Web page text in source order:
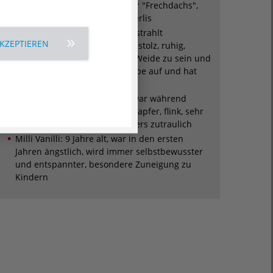
neugierig und gelehrig, unser "Frechdachs",
führt die Herde an, liebt Leckerlis
Aramis: Wallach, 12 Jahre alt, strahlt
Gelassenheit und Würde aus, stolz, ruhig,
etwas scheu, liebt es auf der Weide zu sein und
zu grasen, passt auf die Gruppe auf und hat
Fuchur: Hengst, 11 Jahre alt, war während
langer Zahnerkrankung sehr tapfer, flink, sehr
gelehrig, verschmitzt, besonders zutraulich
Milli Vanilli: 9 Jahre alt, war in den ersten
Jahren ängstlich, wird immer selbstbewusster
und entspannter, besondere Zuneigung zu
Kindern